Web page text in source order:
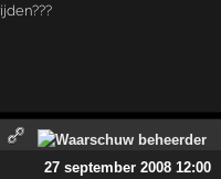
27 september 2008 12:00